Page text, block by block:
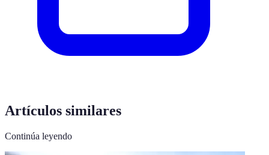
Artículos similares
Continúa leyendo